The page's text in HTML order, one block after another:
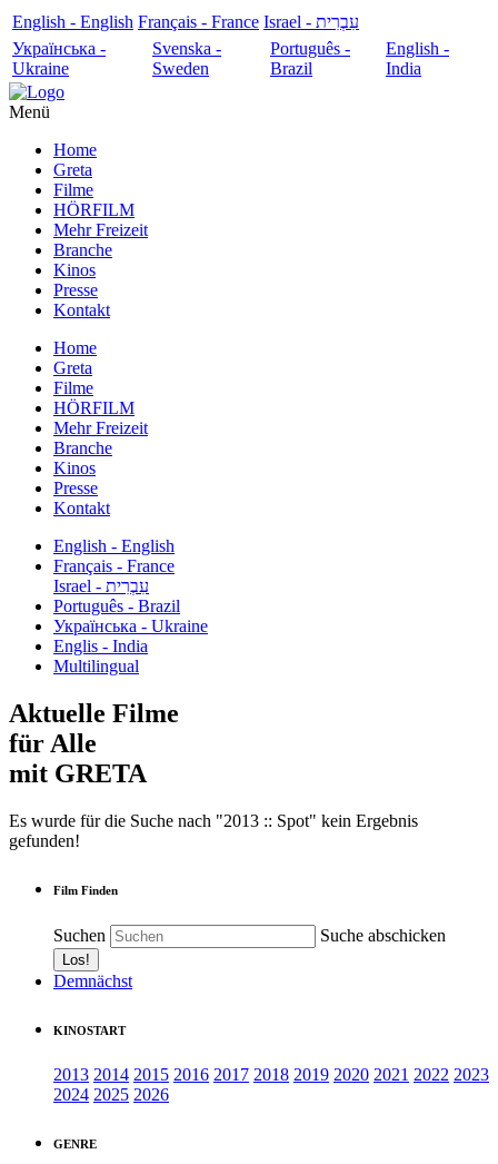
English - English Français - France
עִבְרִית - Israel
Українська -
Ukraine
Svenska -
Sweden
Português -
Brazil
English -
India
Menü
Home
Greta
Filme
HÖRFILM
Mehr Freizeit
Branche
Kinos
Presse
Kontakt
Home
Greta
Filme
HÖRFILM
Mehr Freizeit
Branche
Kinos
Presse
Kontakt
English - English
Français - France
עִבְרִית - Israel
Português - Brazil
Українська - Ukraine
Englis - India
Multilingual
Aktuelle Filme
für Alle
mit GRETA
Es wurde für die Suche nach "2013 :: Spot" kein Ergebnis
gefunden!
Film Finden
Suchen Suche abschicken
Demnächst
KINOSTART
2013 2014 2015 2016 2017 2018 2019 2020 2021 2022 2023
2024 2025 2026
GENRE